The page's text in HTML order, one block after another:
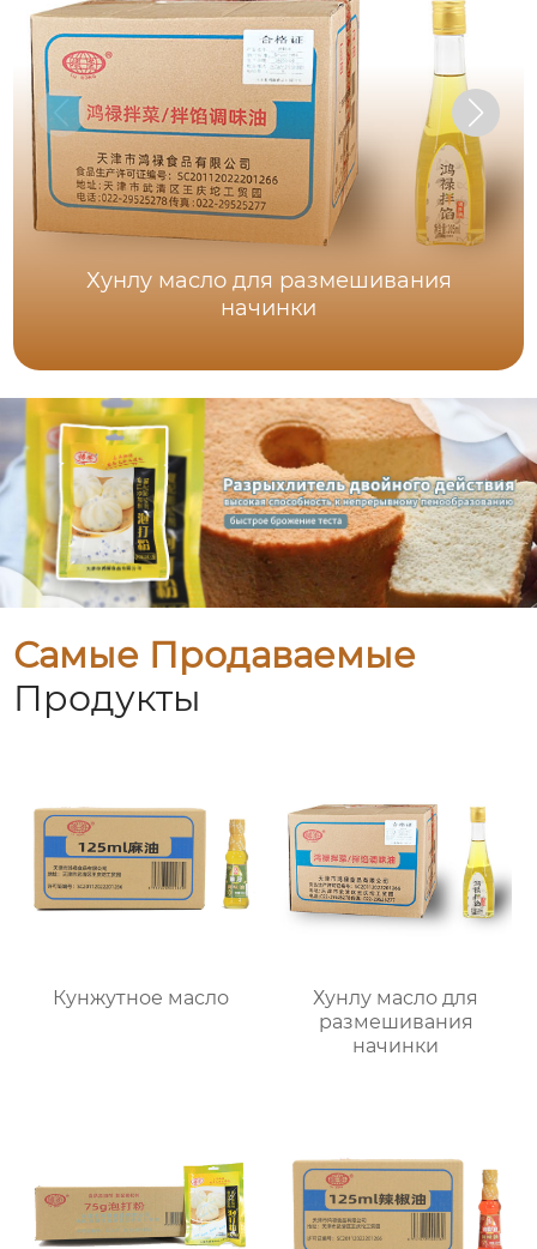
Хунлу масло для размешивания
начинки
Самые Продаваемые
Продукты
Кунжутное масло
Хунлу масло для
размешивания
начинки